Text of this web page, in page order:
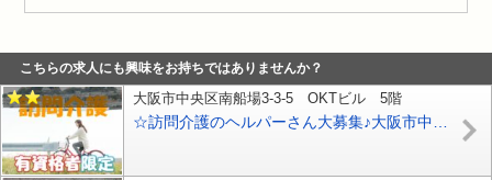
こちらの求人にも興味をお持ちではありませんか？
大阪市中央区南船場3-3-5 OKTビル 5階